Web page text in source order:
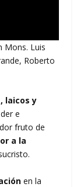
Mons. Luis
Roberto
laicos y
e
fruto de
a la
en la